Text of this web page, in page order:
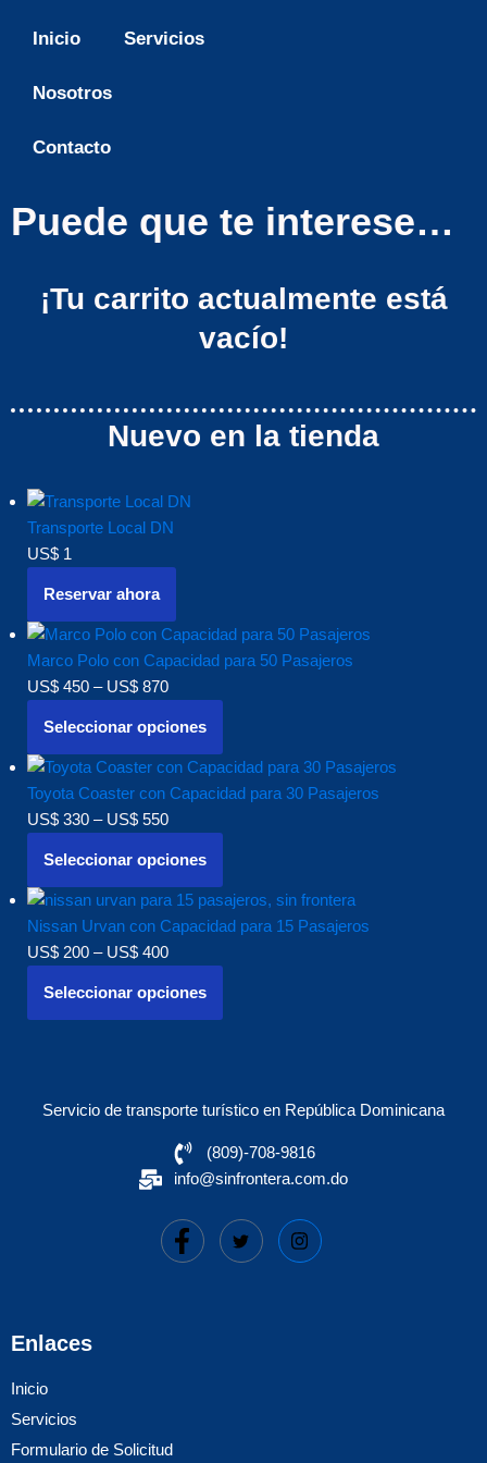
Inicio Servicios
Nosotros
Contacto
Puede que te interese…
¡Tu carrito actualmente está
vacío!
Nuevo en la tienda
Transporte Local DN
US$ 1
Reservar ahora
Marco Polo con Capacidad para 50 Pasajeros
US$ 450 – US$ 870
Seleccionar opciones
Toyota Coaster con Capacidad para 30 Pasajeros
US$ 330 – US$ 550
Seleccionar opciones
Nissan Urvan con Capacidad para 15 Pasajeros
US$ 200 – US$ 400
Seleccionar opciones
Servicio de transporte turístico en República Dominicana
(809)-708-9816
info@sinfrontera.com.do
Enlaces
Inicio
Servicios
Formulario de Solicitud